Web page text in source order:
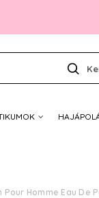
Pour Homme Eau De